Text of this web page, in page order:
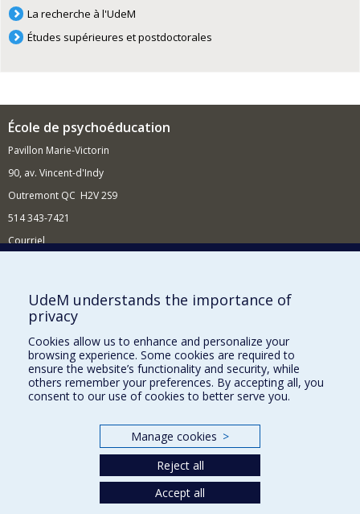
La recherche à l'UdeM
Études supérieures et postdoctorales
École de psychoéducation
Pavillon Marie-Victorin
90, av. Vincent-d'Indy
Outremont QC H2V 2S9
514 343-7421
Courriel
Comment soutenir l'École?
BESOIN D'AIDE?
Plan du site
Signaler une erreur
Accessibilité
Nos départements et écoles
UdeM understands the importance of
privacy
Cookies allow us to enhance and personalize your
browsing experience. Some cookies are required to
ensure the website’s functionality and security, while
others remember your preferences. By accepting all, you
consent to our use of cookies to better serve you.
Manage cookies >
Reject all
Accept all